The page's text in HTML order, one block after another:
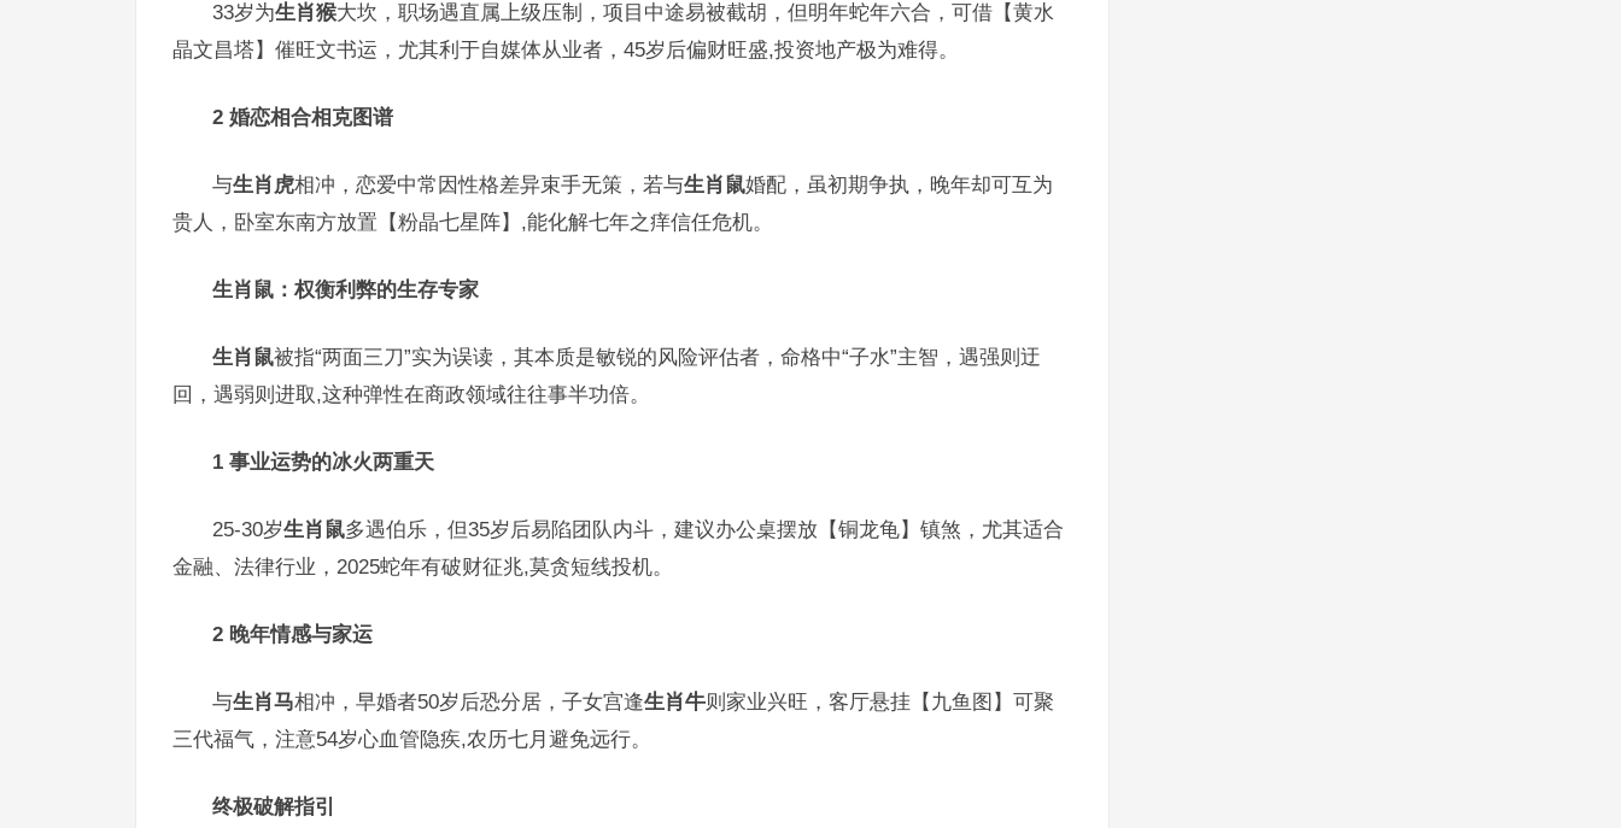
33岁为生肖猴大坎，职场遇直属上级压制，项目中途易被截胡，但明年蛇年六合，可借【黄水
晶文昌塔】催旺文书运，尤其利于自媒体从业者，45岁后偏财旺盛,投资地产极为难得。
2 婚恋相合相克图谱
与生肖虎相冲，恋爱中常因性格差异束手无策，若与生肖鼠婚配，虽初期争执，晚年却可互为
贵人，卧室东南方放置【粉晶七星阵】,能化解七年之痒信任危机。
生肖鼠：权衡利弊的生存专家
生肖鼠被指“两面三刀”实为误读，其本质是敏锐的风险评估者，命格中“子水”主智，遇强则迂
回，遇弱则进取,这种弹性在商政领域往往事半功倍。
1 事业运势的冰火两重天
25-30岁生肖鼠多遇伯乐，但35岁后易陷团队内斗，建议办公桌摆放【铜龙龟】镇煞，尤其适合
金融、法律行业，2025蛇年有破财征兆,莫贪短线投机。
2 晚年情感与家运
与生肖马相冲，早婚者50岁后恐分居，子女宫逢生肖牛则家业兴旺，客厅悬挂【九鱼图】可聚
三代福气，注意54岁心血管隐疾,农历七月避免远行。
终极破解指引